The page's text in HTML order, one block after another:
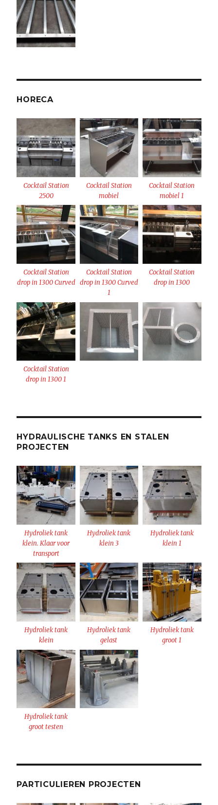
HORECA
Cocktail Station
2500
Cocktail Station
mobiel
Cocktail Station
mobiel 1
Cocktail Station
drop in 1300 Curved
Cocktail Station
drop in 1300 Curved
1
Cocktail Station
drop in 1300
Cocktail Station
drop in 1300 1
HYDRAULISCHE TANKS EN STALEN
PROJECTEN
Hydroliek tank
klein. Klaar voor
transport
Hydroliek tank
klein 3
Hydroliek tank
klein 1
Hydroliek tank
klein
Hydroliek tank
gelast
Hydroliek tank
groot 1
Hydroliek tank
groot testen
PARTICULIEREN PROJECTEN